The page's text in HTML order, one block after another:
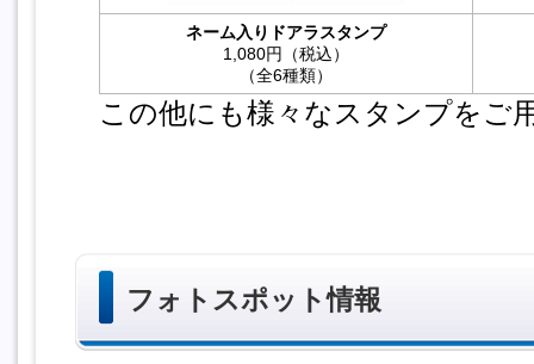
ネーム入りドアラスタンプ
1,080円（税込）
（全6種類）
この他にも様々なスタンプをご
フォトスポット情報